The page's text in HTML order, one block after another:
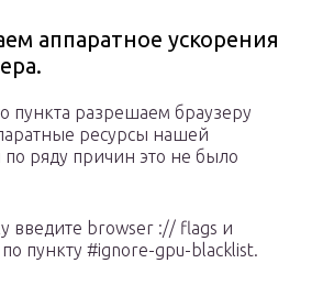
аппаратное ускорения
пункта разрешаем браузеру
ресурсы нашей
ряду причин это не было
введите browser :// flags и
пункту #ignore-gpu-blacklist.